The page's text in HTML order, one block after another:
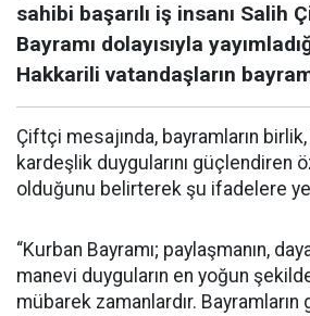
sahibi başarılı iş insanı Salih
Bayramı dolayısıyla
Hakkarili vatandaşların
Çiftçi mesajında, bayramların
kardeşlik duygularını güçlendiren
olduğunu belirterek şu ifadelere
“Kurban Bayramı; paylaşmanın,
manevi duyguların en yoğun
mübarek zamanlardır.